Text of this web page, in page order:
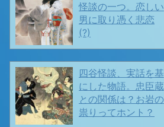
🎍 🎍 謹賀新年 🎍🎍
2026/01/01
怪談の一つ。恋しい
男に取り憑く悲恋
(?)
四谷怪談、実話を基
にした物語。忠臣蔵
との関係は？お岩の
祟りってホント？